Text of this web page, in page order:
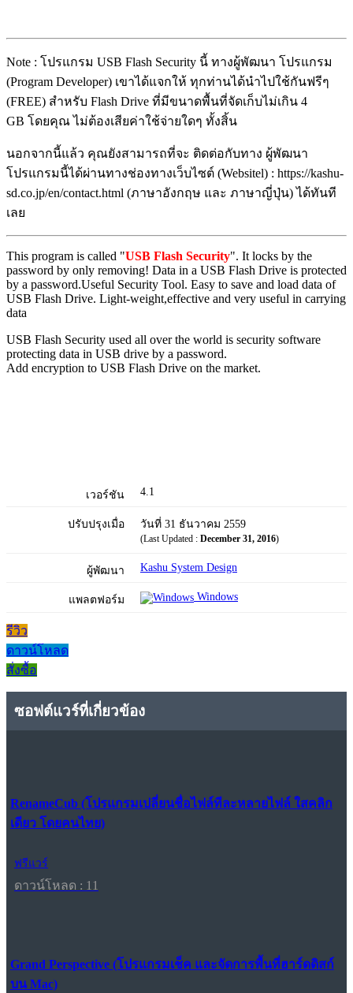
Note : โปรแกรม USB Flash Security นี้ ทางผู้พัฒนา โปรแกรม
(Program Developer) เขาได้แจกให้ ทุกท่านได้นำไปใช้กันฟรีๆ
(FREE) สำหรับ Flash Drive ที่มีขนาดพื้นที่จัดเก็บไม่เกิน 4
GB โดยคุณ ไม่ต้องเสียค่าใช้จ่ายใดๆ ทั้งสิ้น
นอกจากนี้แล้ว คุณยังสามารถที่จะ ติดต่อกับทาง ผู้พัฒนา
โปรแกรมนี้ได้ผ่านทางช่องทางเว็บไซต์ (Websitel) : https://kashu-
sd.co.jp/en/contact.html (ภาษาอังกฤษ และ ภาษาญี่ปุ่น) ได้ทันที
เลย
This program is called "USB Flash Security". It locks by the
password by only removing! Data in a USB Flash Drive is protected
by a password.Useful Security Tool. Easy to save and load data of
USB Flash Drive. Light-weight,effective and very useful in carrying
data
USB Flash Security used all over the world is security software
protecting data in USB drive by a password.
Add encryption to USB Flash Drive on the market.
เวอร์ชัน 4.1
ปรับปรุงเมื่อ วันที่ 31 ธันวาคม 2559
(Last Updated : December 31, 2016)
ผู้พัฒนา Kashu System Design
แพลตฟอร์ม Windows
รีวิว
ดาวน์โหลด
สั่งซื้อ
ซอฟต์แวร์ที่เกี่ยวข้อง
RenameCub (โปรแกรมเปลี่ยนชื่อไฟล์ทีละหลายไฟล์ ใสคลิก
เดียว โดยคนไทย)
ฟรีแวร์
ดาวน์โหลด : 11
Grand Perspective (โปรแกรมเช็ค และจัดการพื้นที่ฮาร์ดดิสก์
บน Mac)